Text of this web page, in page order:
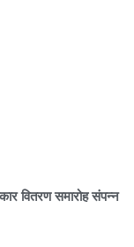
वितरण समारोह संपन्न